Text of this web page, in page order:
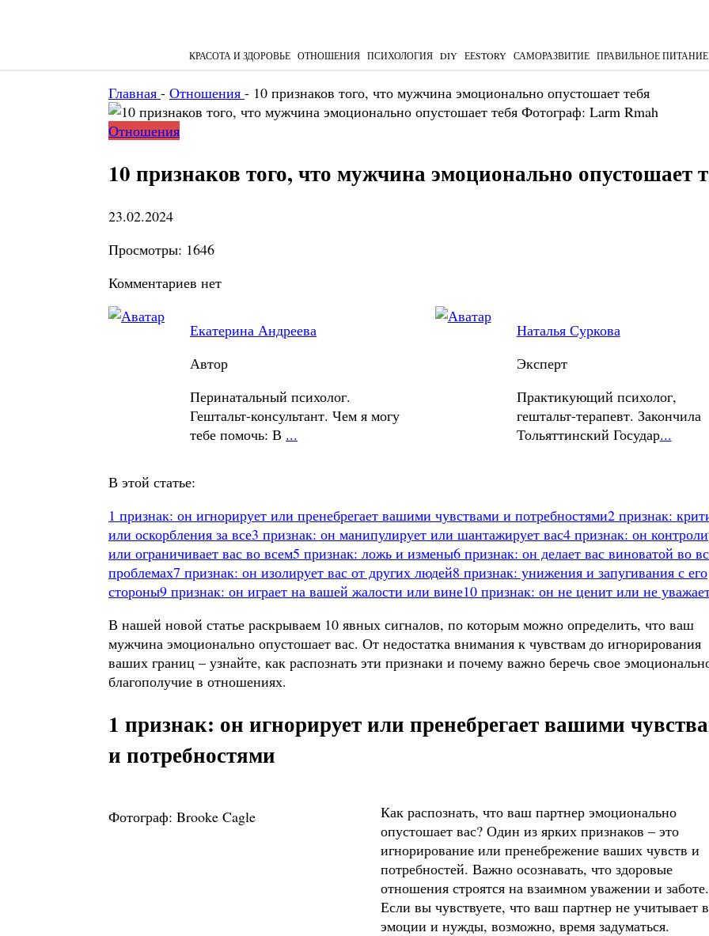
КРАСОТА И ЗДОРОВЬЕ ОТНОШЕНИЯ ПСИХОЛОГИЯ DIY ЕЕSTORY САМОРАЗВИТИЕ ПРАВИЛЬНОЕ ПИТАНИЕ
Главная - Отношения - 10 признаков того, что мужчина эмоционально опустошает тебя
Фотограф: Larm Rmah
Отношения
10 признаков того, что мужчина эмоционально опустошает
23.02.2024
Просмотры: 1646
Комментариев нет
Екатерина Андреева
Автор
Перинатальный психолог.
Гештальт-консультант. Чем я могу
тебе помочь: В ...
Наталья Суркова
Эксперт
Практикующий психолог,
гештальт-терапевт. Закончила
Тольяттинский Государ...
В этой статье:
1 признак: он игнорирует или пренебрегает вашими чувствами и потребностями2 признак:
или оскорбления за все3 признак: он манипулирует или шантажирует вас4 признак: он
или ограничивает вас во всем5 признак: ложь и измены6 признак: он делает вас виноватой во
проблемах7 признак: он изолирует вас от других людей8 признак: унижения и запугивания с его
стороны9 признак: он играет на вашей жалости или вине10 признак: он не ценит или не
В нашей новой статье раскрываем 10 явных сигналов, по которым можно определить, что ваш
мужчина эмоционально опустошает вас. От недостатка внимания к чувствам до игнорирования
ваших границ – узнайте, как распознать эти признаки и почему важно беречь свое
благополучие в отношениях.
1 признак: он игнорирует или пренебрегает вашими
и потребностями
Фотограф: Brooke Cagle
Как распознать, что ваш партнер эмоционально
опустошает вас? Один из ярких признаков – это
игнорирование или пренебрежение ваших чувств и
потребностей. Важно осознавать, что здоровые
отношения строятся на взаимном уважении и заботе.
Если вы чувствуете, что ваш партнер не учитывает
эмоции и нужды, возможно, время задуматься.